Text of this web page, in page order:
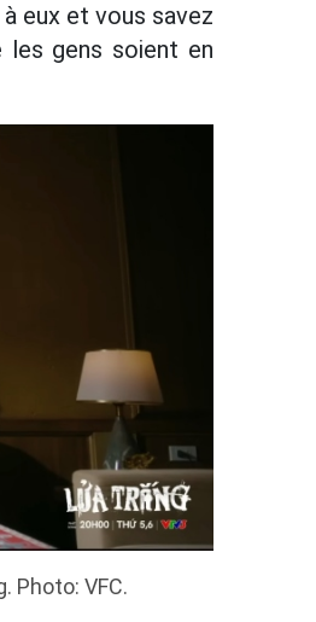
eux et vous savez
gens soient en
Photo: VFC.